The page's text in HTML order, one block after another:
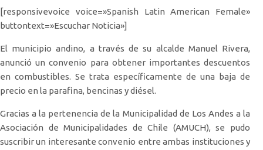
[responsivevoice voice=»Spanish Latin American Female»
buttontext=»Escuchar Noticia»]
El municipio andino, a través de su alcalde Manuel Rivera,
anunció un convenio para obtener importantes descuentos
en combustibles. Se trata específicamente de una baja de
precio en la parafina, bencinas y diésel.
Gracias a la pertenencia de la Municipalidad de Los Andes a la
Asociación de Municipalidades de Chile (AMUCH), se pudo
suscribir un interesante convenio entre ambas instituciones y